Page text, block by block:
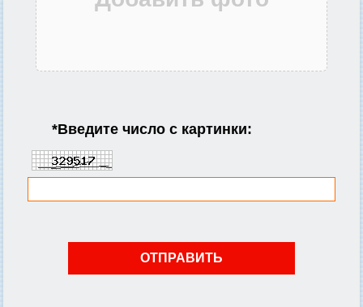
*Введите число с картинки: